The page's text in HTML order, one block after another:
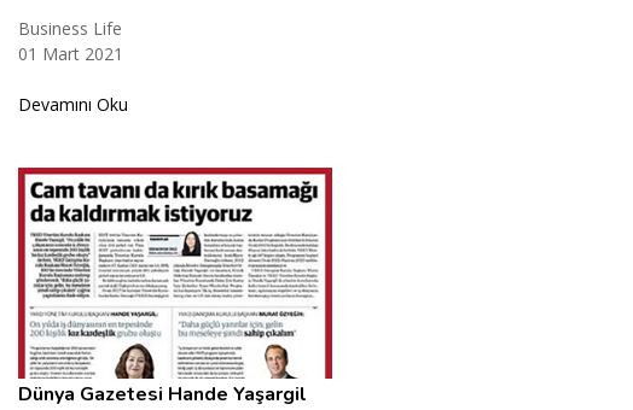
Business Life
01 Mart 2021
Devamını Oku
Dünya Gazetesi Hande Yaşargil